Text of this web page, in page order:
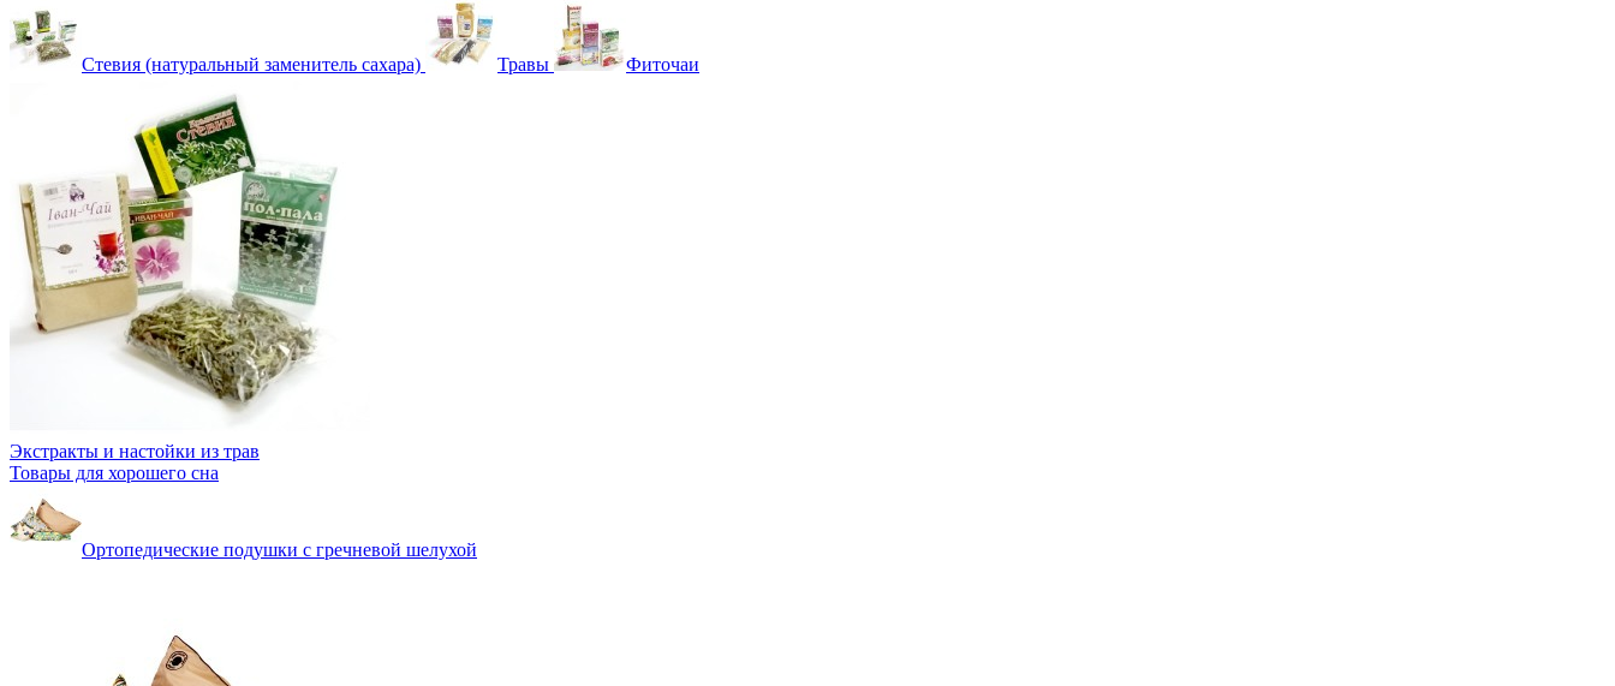
Стевия (натуральный заменитель сахара) Травы Фиточаи
Экстракты и настойки из трав
Товары для хорошего сна
Ортопедические подушки с гречневой шелухой